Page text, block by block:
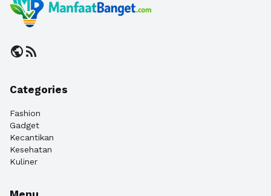
publicrss_feed
Categories
Fashion
Gadget
Kecantikan
Kesehatan
Kuliner